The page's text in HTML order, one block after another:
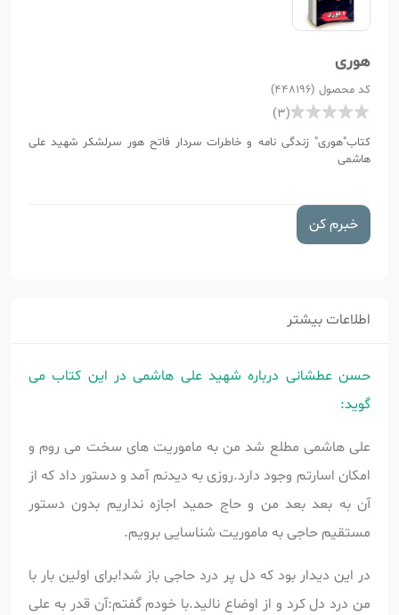
هوری
کد محصول (448196)
(3)
کتاب"هوری" زندگی نامه و خاطرات سردار فاتح هور سرلشکر شهید علی
هاشمی
خبرم کن
اطلاعات بیشتر
حسن عطشانی درباره شهید علی هاشمی در این کتاب می
گوید:
علی هاشمی مطلع شد من به ماموریت های سخت می روم و
امکان اسارتم وجود دارد.روزی به دیدنم آمد و دستور داد که از
آن به بعد بعد من و حاج حمید اجازه نداریم بدون دستور
مستقیم حاجی به ماموریت شناسایی برویم.
در این دیدار بود که دل پر درد حاجی باز شد!برای اولین بار با
من درد دل کرد و از اوضاع نالید.با خودم گفتم:آن قدر به علی